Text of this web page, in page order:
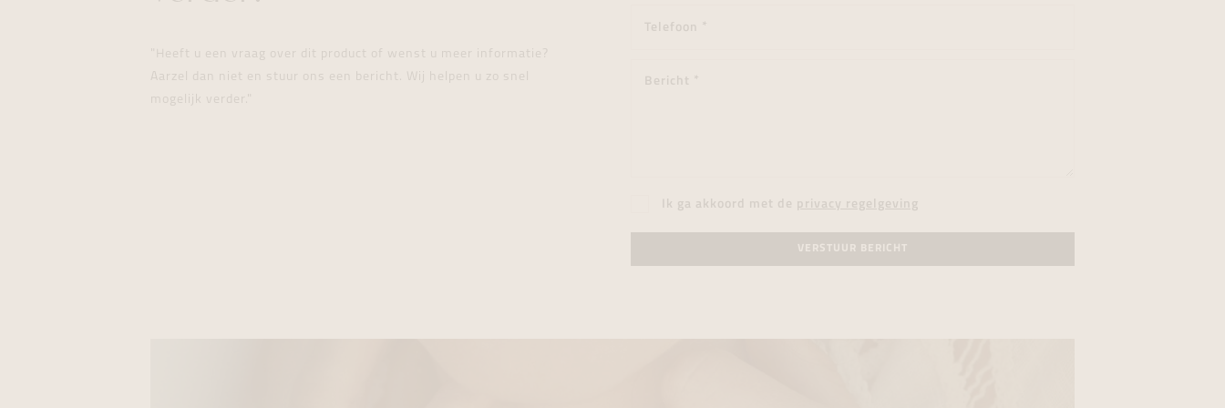
"Heeft u een vraag over dit product of wenst u meer informatie?
Aarzel dan niet en stuur ons een bericht. Wij helpen u zo snel
mogelijk verder."
Ik ga akkoord met de privacy regelgeving
VERSTUUR BERICHT